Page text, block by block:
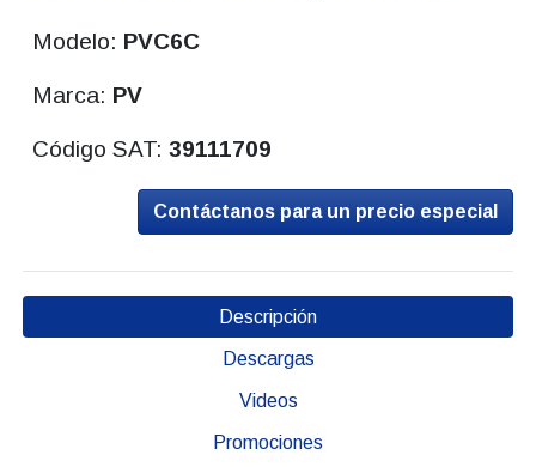
Modelo: PVC6C
Marca: PV
Código SAT:39111709
Contáctanos para un precio especial
Descripción
Descargas
Videos
Promociones